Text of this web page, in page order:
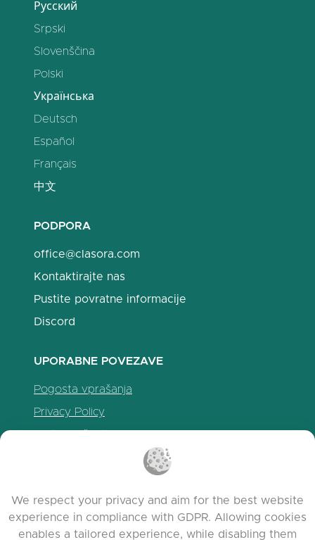
Русский
Srpski
Slovenščina
Polski
Українська
Deutsch
Español
Français
中文
PODPORA
office@clasora.com
Kontaktirajte nas
Pustite povratne informacije
Discord
UPORABNE POVEZAVE
Pogosta vprašanja
Privacy Policy
We respect your privacy and aim for the best website
experience in compliance with GDPR. Allowing cookies
enables a tailored experience, while disabling them